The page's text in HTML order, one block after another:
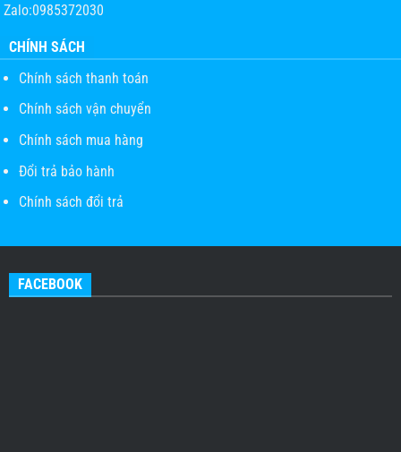
Zalo:0985372030
CHÍNH SÁCH
Chính sách thanh toán
Chính sách vận chuyển
Chính sách mua hàng
Đổi trả bảo hành
Chính sách đổi trả
FACEBOOK